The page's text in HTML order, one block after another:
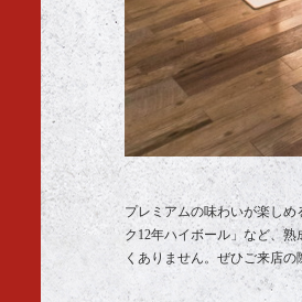
プレミアムの味わいが楽し
ク12年ハイボール」など、
くありません。ぜひご来店の